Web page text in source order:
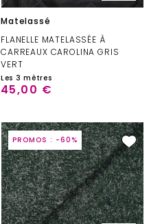
Matelassé
FLANELLE MATELASSÉE À
CARREAUX CAROLINA GRIS
VERT
Les 3 mètres
45,00 €
PROMOS : -60%